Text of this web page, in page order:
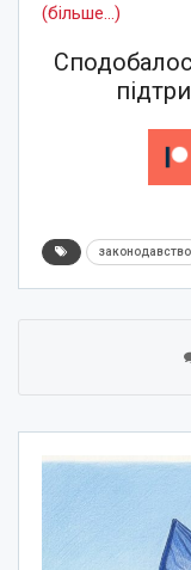
(більше…)
законодавство